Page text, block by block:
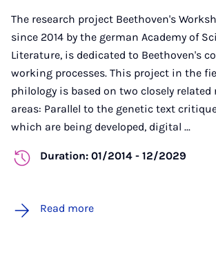
The research project Beethoven's
since 2014 by the german Academy of
Literature, is dedicated to Beethoven's
working processes. This project in the
philology is based on two closely related
areas: Parallel to the genetic text
which are being developed, digital ...
Duration: 01/2014 - 12/2029
Read more